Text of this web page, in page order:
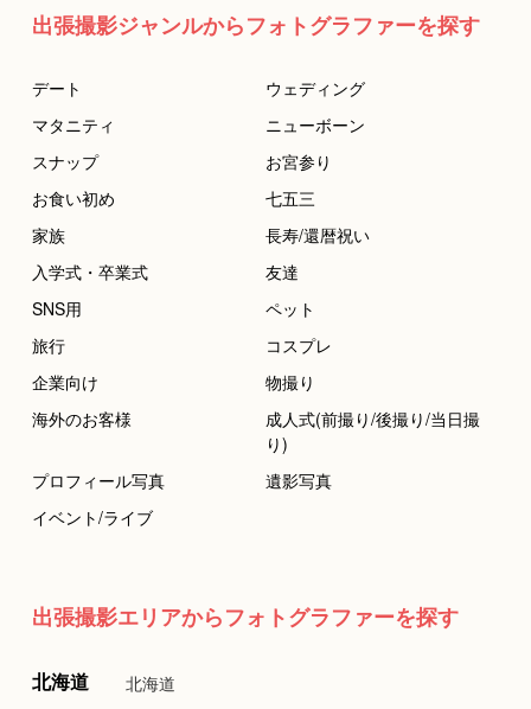
出張撮影ジャンルからフォトグラファーを探す
デート
ウェディング
マタニティ
ニューボーン
スナップ
お宮参り
お食い初め
七五三
家族
長寿/還暦祝い
入学式・卒業式
友達
SNS用
ペット
旅行
コスプレ
企業向け
物撮り
海外のお客様
成人式(前撮り/後撮り/当日撮
り)
プロフィール写真
遺影写真
イベント/ライブ
出張撮影エリアからフォトグラファーを探す
北海道 北海道